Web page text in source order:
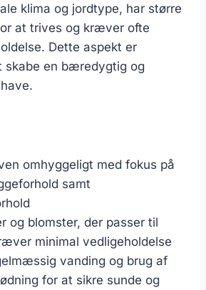
klima og jordtype, har større
at trives og kræver ofte
Dette aspekt er
skabe en bæredygtig og
omhyggeligt med fokus på
samt
og blomster, der passer til
minimal vedligeholdelse
vanding og brug af
for at sikre sunde og